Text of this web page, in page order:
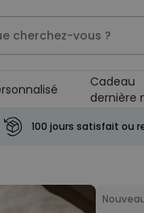
Couverture
Porte-clés
bois avec texte
Cadeau
dernière
100 jours satisfait ou